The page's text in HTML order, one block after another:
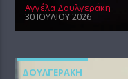
Αγγέλα Δουλγεράκη
30 ΙΟΥΛΊΟΥ 2026
ΔΟΥΛΓΕΡΆΚΗ